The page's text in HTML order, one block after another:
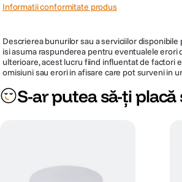
Informatii conformitate produs
Descrierea bunurilor sau a serviciilor disponibile
isi asuma raspunderea pentru eventualele erori
ulterioare, acest lucru fiind influentat de factori
omisiuni sau erori in afisare care pot surveni in
S-ar putea să-ți placă